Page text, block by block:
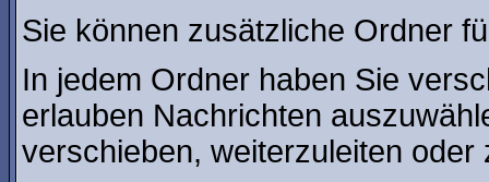
Sie können zusätzliche Ordner
In jedem Ordner haben Sie
erlauben Nachrichten
verschieben, weiterzuleiten oder